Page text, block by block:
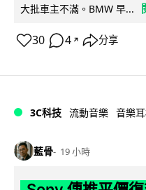
大批車主不滿。BMW 早...
30 4 ↗ 分享
3C科技 流動音樂 音樂
藍骨 19 小時